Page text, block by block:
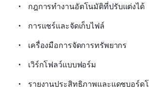
กฎการทำงานอัตโนมัติที่ปรับแต่งได้
การแชร์และจัดเก็บไฟล์
เครื่องมือการจัดการทรัพยากร
เวิร์กโฟลว์แบบฟอร์ม
รายงานประสิทธิภาพและแดชบอร์ด